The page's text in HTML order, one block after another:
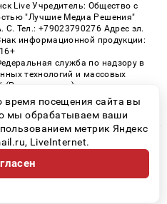
Live Учредитель: Общество с
"Лучшие Медиа Решения"
Тел.: +79023790276 Адрес эл.
информационной продукции:
16+
служба по надзору в
технологий и массовых
(Роскомнадзор)
№ ФС 77 - 82534 от 21.01.2022
| Все права защищены
сайта 16+
посещения сайта вы
мы обрабатываем ваши
метрик Яндекс
LiveInternet.